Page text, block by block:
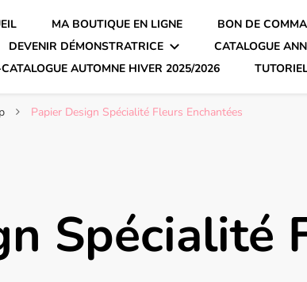
MA BOUTIQUE EN LIGNE
BON DE
DEVENIR DÉMONSTRATRICE
CATALOGUE
AUTOMNE HIVER 2025/2026
Papier Design Spécialité Fleurs Enchantées
Spécialité